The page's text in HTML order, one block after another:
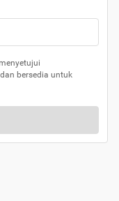
dan bersedia untuk